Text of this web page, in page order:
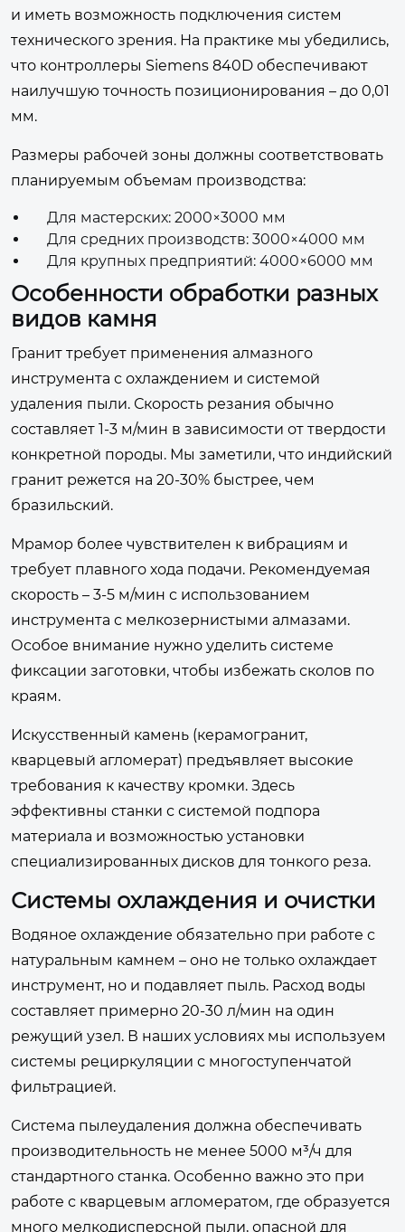
и иметь возможность подключения систем
технического зрения. На практике мы убедились,
что контроллеры Siemens 840D обеспечивают
наилучшую точность позиционирования – до 0,01
мм.
Размеры рабочей зоны должны соответствовать
планируемым объемам производства:
Для мастерских: 2000×3000 мм
Для средних производств: 3000×4000 мм
Для крупных предприятий: 4000×6000 мм
Особенности обработки разных
видов камня
Гранит требует применения алмазного
инструмента с охлаждением и системой
удаления пыли. Скорость резания обычно
составляет 1-3 м/мин в зависимости от твердости
конкретной породы. Мы заметили, что индийский
гранит режется на 20-30% быстрее, чем
бразильский.
Мрамор более чувствителен к вибрациям и
требует плавного хода подачи. Рекомендуемая
скорость – 3-5 м/мин с использованием
инструмента с мелкозернистыми алмазами.
Особое внимание нужно уделить системе
фиксации заготовки, чтобы избежать сколов по
краям.
Искусственный камень (керамогранит,
кварцевый агломерат) предъявляет высокие
требования к качеству кромки. Здесь
эффективны станки с системой подпора
материала и возможностью установки
специализированных дисков для тонкого реза.
Системы охлаждения и очистки
Водяное охлаждение обязательно при работе с
натуральным камнем – оно не только охлаждает
инструмент, но и подавляет пыль. Расход воды
составляет примерно 20-30 л/мин на один
режущий узел. В наших условиях мы используем
системы рециркуляции с многоступенчатой
фильтрацией.
Система пылеудаления должна обеспечивать
производительность не менее 5000 м³/ч для
стандартного станка. Особенно важно это при
работе с кварцевым агломератом, где образуется
много мелкодисперсной пыли, опасной для